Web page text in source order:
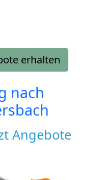
erhalten
nach
Angebote